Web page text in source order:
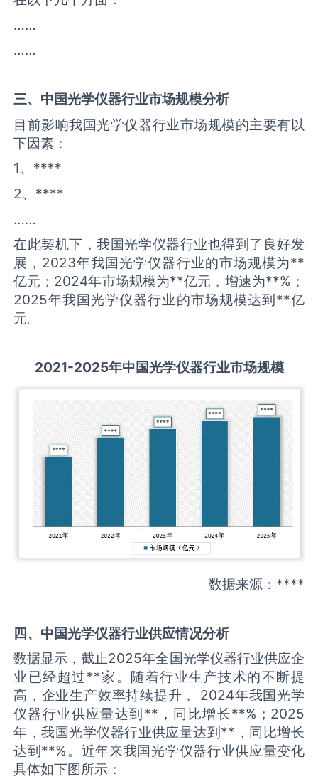
……
……
三、中国光学仪器行业市场规模分析
目前影响我国光学仪器行业市场规模的主要有以
下因素：
1、****
2、****
……
在此契机下，我国光学仪器行业也得到了良好发
展，2023年我国光学仪器行业的市场规模为**
亿元；2024年市场规模为**亿元，增速为**%；
2025年我国光学仪器行业的市场规模达到**亿
元。
2021-2025年中国光学仪器行业市场规模
数据来源：****
四、中国光学仪器行业供应情况分析
数据显示，截止2025年全国光学仪器行业供应企
业已经超过**家。随着行业生产技术的不断提
高，企业生产效率持续提升， 2024年我国光学
仪器行业供应量达到**，同比增长**%；2025
年，我国光学仪器行业供应量达到**，同比增长
达到**%。近年来我国光学仪器行业供应量变化
具体如下图所示：